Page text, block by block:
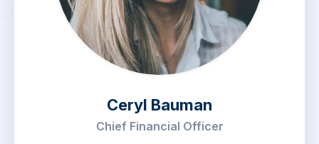
Ceryl Bauman
Chief Financial Officer